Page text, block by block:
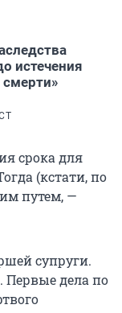
истечения
срока для
(кстати, по
путем, —
супруги.
Первые дела по